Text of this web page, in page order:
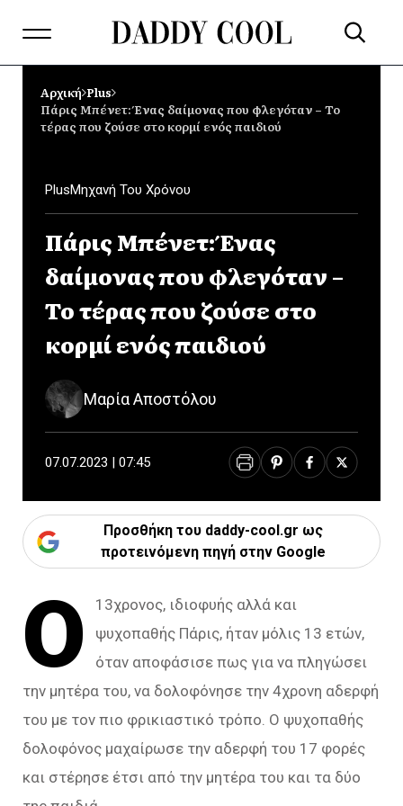
Αρχική Plus
Πάρις Μπένετ: Ένας δαίμονας που φλεγόταν – Το
τέρας που ζούσε στο κορμί ενός παιδιού
PlusΜηχανή Του Χρόνου
Πάρις Μπένετ: Ένας
δαίμονας που φλεγόταν –
Το τέρας που ζούσε στο
κορμί ενός παιδιού
Μαρία Αποστόλου
07.07.2023 | 07:45
Προσθήκη του daddy-cool.gr ως
προτεινόμενη πηγή στην Google
Ο
13χρονος, ιδιοφυής αλλά και
ψυχοπαθής Πάρις, ήταν μόλις 13 ετών,
όταν αποφάσισε πως για να πληγώσει
την μητέρα του, να δολοφόνησε την 4χρονη αδερφή
του με τον πιο φρικιαστικό τρόπο. Ο ψυχοπαθής
δολοφόνος μαχαίρωσε την αδερφή του 17 φορές
και στέρησε έτσι από την μητέρα του και τα δύο